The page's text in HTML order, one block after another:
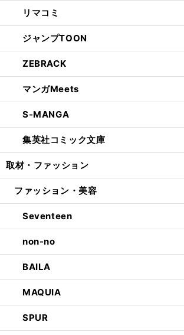
リマコミ
ジャンプTOON
ZEBRACK
マンガMeets
S-MANGA
集英社コミック文庫
取材・ファッション
ファッション・美容
Seventeen
non-no
BAILA
MAQUIA
SPUR